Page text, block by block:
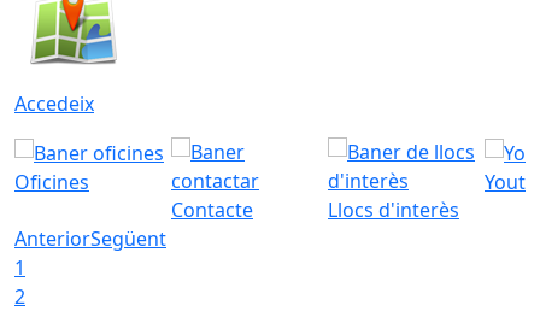
Accedeix
Oficines
Contacte
Llocs d'interès
AnteriorSegüent
1
2